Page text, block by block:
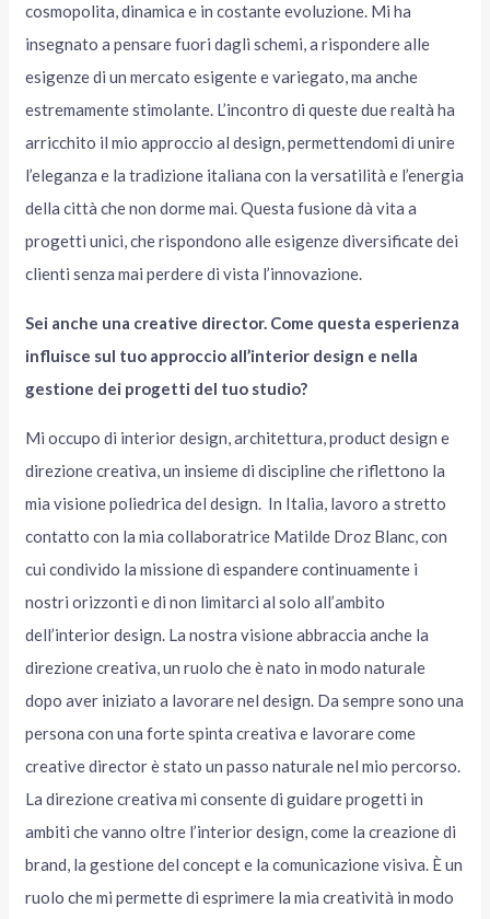
cosmopolita, dinamica e in costante evoluzione. Mi ha
insegnato a pensare fuori dagli schemi, a rispondere alle
esigenze di un mercato esigente e variegato, ma anche
estremamente stimolante. L’incontro di queste due realtà ha
arricchito il mio approccio al design, permettendomi di unire
l’eleganza e la tradizione italiana con la versatilità e l’energia
della città che non dorme mai. Questa fusione dà vita a
progetti unici, che rispondono alle esigenze diversificate dei
clienti senza mai perdere di vista l’innovazione.
Sei anche una creative director. Come questa esperienza
influisce sul tuo approccio all’interior design e nella
gestione dei progetti del tuo studio?
Mi occupo di interior design, architettura, product design e
direzione creativa, un insieme di discipline che riflettono la
mia visione poliedrica del design. In Italia, lavoro a stretto
contatto con la mia collaboratrice Matilde Droz Blanc, con
cui condivido la missione di espandere continuamente i
nostri orizzonti e di non limitarci al solo all’ambito
dell’interior design. La nostra visione abbraccia anche la
direzione creativa, un ruolo che è nato in modo naturale
dopo aver iniziato a lavorare nel design. Da sempre sono una
persona con una forte spinta creativa e lavorare come
creative director è stato un passo naturale nel mio percorso.
La direzione creativa mi consente di guidare progetti in
ambiti che vanno oltre l’interior design, come la creazione di
brand, la gestione del concept e la comunicazione visiva. È un
ruolo che mi permette di esprimere la mia creatività in modo